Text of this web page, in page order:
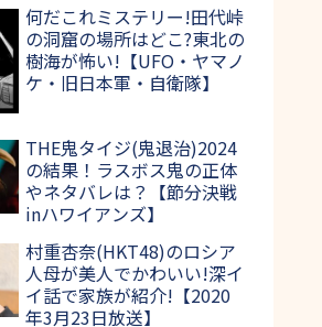
何だこれミステリー!田代峠
の洞窟の場所はどこ?東北の
樹海が怖い!【UFO・ヤマノ
ケ・旧日本軍・自衛隊】
THE鬼タイジ(鬼退治)2024
の結果！ラスボス鬼の正体
やネタバレは？【節分決戦
inハワイアンズ】
村重杏奈(HKT48)のロシア
人母が美人でかわいい!深イ
イ話で家族が紹介!【2020
年3月23日放送】